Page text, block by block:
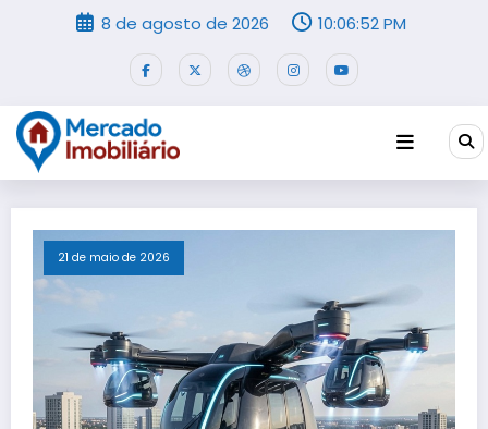
8 de agosto de 2026 10:06:53 PM
21 de maio de 2026